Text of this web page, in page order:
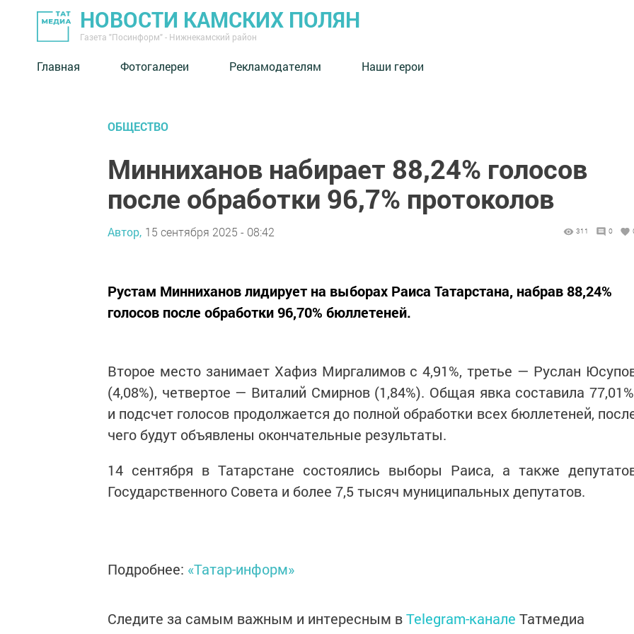
НОВОСТИ КАМСКИХ ПОЛЯН
Газета "Посинформ" - Нижнекамский район
Главная Фотогалереи Рекламодателям Наши герои
ОБЩЕСТВО
Минниханов набирает 88,24% голосов
после обработки 96,7% протоколов
Автор, 15 сентября 2025 - 08:42 311 0
Рустам Минниханов лидирует на выборах Раиса Татарстана, набрав 88,24%
голосов после обработки 96,70% бюллетеней.
Второе место занимает Хафиз Миргалимов с 4,91%, третье — Руслан
(4,08%), четвертое — Виталий Смирнов (1,84%). Общая явка составила
и подсчет голосов продолжается до полной обработки всех бюллетеней,
чего будут объявлены окончательные результаты.
14 сентября в Татарстане состоялись выборы Раиса, а также
Государственного Совета и более 7,5 тысяч муниципальных депутатов.
Подробнее: «Татар-информ»
Следите за самым важным и интересным вTelegram-канале Татмедиа